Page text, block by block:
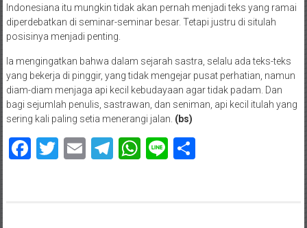
Indonesiana itu mungkin tidak akan pernah menjadi teks yang ramai
diperdebatkan di seminar-seminar besar. Tetapi justru di situlah
posisinya menjadi penting.
Ia mengingatkan bahwa dalam sejarah sastra, selalu ada teks-teks
yang bekerja di pinggir, yang tidak mengejar pusat perhatian, namun
diam-diam menjaga api kecil kebudayaan agar tidak padam. Dan
bagi sejumlah penulis, sastrawan, dan seniman, api kecil itulah yang
sering kali paling setia menerangi jalan. (bs)
Facebook
Twitter
EmailTelegram
WhatsApp
LineShare